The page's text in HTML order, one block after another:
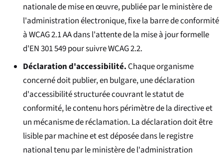
nationale de mise en œuvre, publiée par le ministère de
l'administration électronique, fixe la barre de conformité
à WCAG 2.1 AA dans l'attente de la mise à jour formelle
d'EN 301 549 pour suivre WCAG 2.2.
Déclaration d'accessibilité.Chaque organisme
concerné doit publier, en bulgare, une déclaration
d'accessibilité structurée couvrant le statut de
conformité, le contenu hors périmètre de la directive et
un mécanisme de réclamation. La déclaration doit être
lisible par machine et est déposée dans le registre
national tenu par le ministère de l'administration